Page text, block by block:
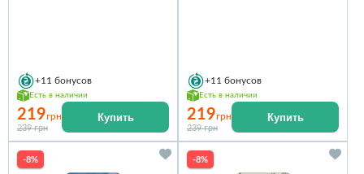
+11 бонусов
Есть в наличии
219грн
239 грн
Купить
+11 бонусов
Есть в наличии
219грн
239 грн
Купить
-8% -8%